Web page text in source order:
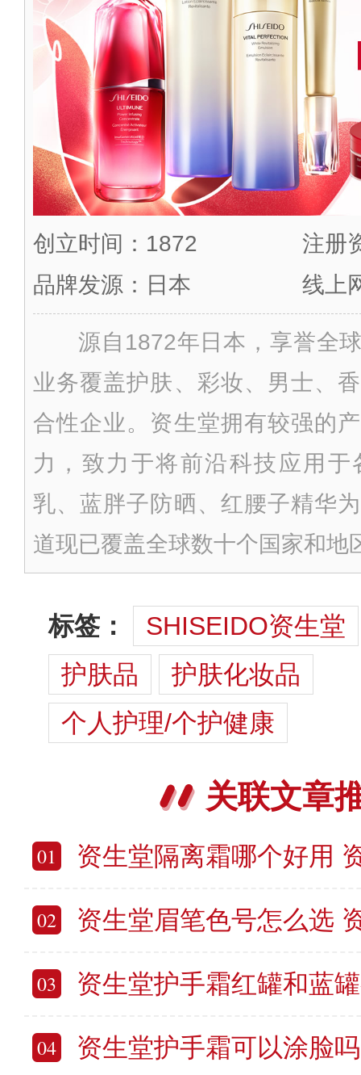
创立时间：1872
注册
品牌发源：日本
线上
源自1872年日本，享誉全
业务覆盖护肤、彩妆、男士、
合性企业。资生堂拥有较强的
力，致力于将前沿科技应用
乳、蓝胖子防晒、红腰子精华
道现已覆盖全球数十个国家和地
标签：
SHISEIDO资生堂
护肤品
护肤化妆品
个人护理/个护健康
关联文章
01 资生堂隔离霜哪个好用 资
02 资生堂眉笔色号怎么选 资生
03 资生堂护手霜红罐和蓝罐有什么区别 资生
04 资生堂护手霜可以涂脸吗 资生堂护